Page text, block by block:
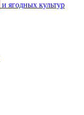
и ягодных культур